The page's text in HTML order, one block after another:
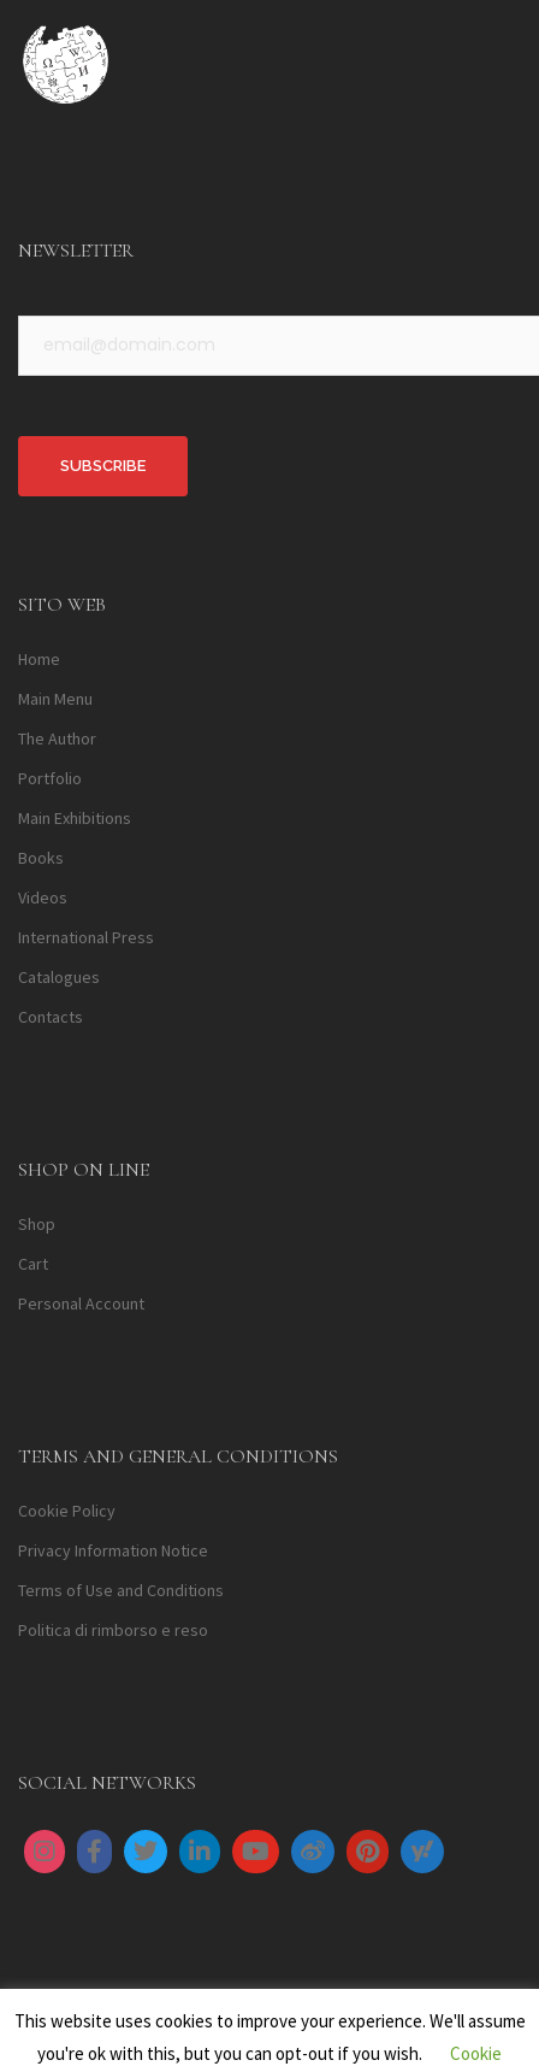
NEWSLETTER
SITO WEB
Home
Main Menu
The Author
Portfolio
Main Exhibitions
Books
Videos
International Press
Catalogues
Contacts
SHOP ON LINE
Shop
Cart
Personal Account
TERMS AND GENERAL CONDITIONS
Cookie Policy
Privacy Information Notice
Terms of Use and Conditions
Politica di rimborso e reso
SOCIAL NETWORKS
This website uses cookies to improve your experience. We'll assume
you're ok with this, but you can opt-out if you wish.
Cookie